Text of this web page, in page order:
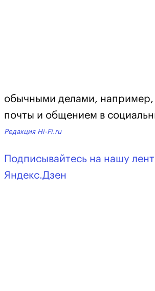
обычными делами, например,
почты и общением в
Редакция Hi-Fi.ru
Подписывайтесь на нашу
Яндекс.Дзен